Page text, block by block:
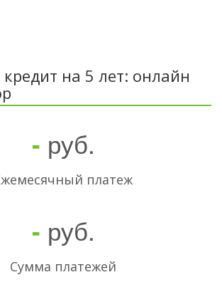
на 5 лет: онлайн
- руб.
платеж
- руб.
Cумма платежей